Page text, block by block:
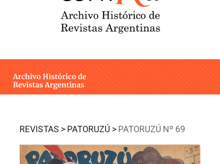
ESTUDIOS CRÍTICOS
INTEGRANTES
REVISTAS > PATORUZÚ > PATORUZÚ Nº 69